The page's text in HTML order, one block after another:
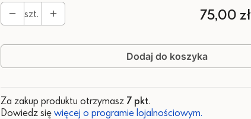
szt.
Cena
75,00 zł
Dodaj do koszyka
Za zakup produktu otrzymasz 7 pkt.
Dowiedz się więcej o programie lojalnościowym.